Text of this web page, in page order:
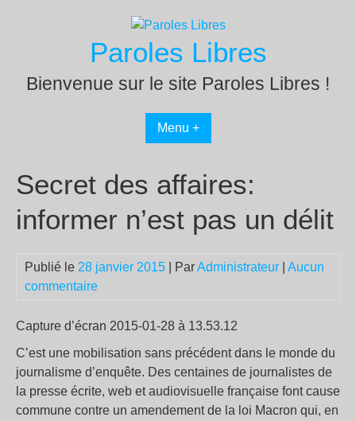
Paroles Libres
Bienvenue sur le site Paroles Libres !
Menu +
Secret des affaires:
informer n’est pas un délit
Publié le 28 janvier 2015 | ParAdministrateur
Aucun
commentaire
Capture d’écran 2015-01-28 à 13.53.12
C’est une mobilisation sans précédent dans le monde du
journalisme d’enquête. Des centaines de journalistes de
la presse écrite, web et audiovisuelle française font cause
commune contre un amendement de la loi Macron qui, en